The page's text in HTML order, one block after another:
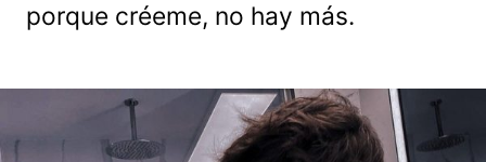
porque créeme, no hay más.